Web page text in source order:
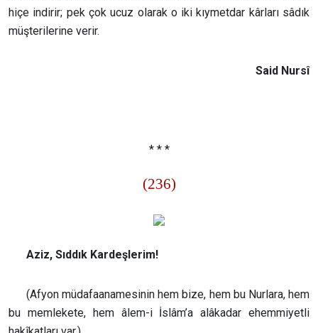
hiçe indirir; pek çok ucuz olarak o iki kıymetdar kârları sâdık
müşterilerine verir.
Said Nursî
* * *
(236)
Aziz, Sıddık Kardeşlerim!
(Afyon müdafaanamesinin hem bize, hem bu Nurlara, hem
bu memlekete, hem âlem-i İslâm’a alâkadar ehemmiyetli